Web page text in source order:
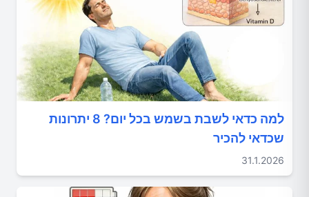
למה כדאי לשבת בשמש בכל יום? 8 יתרונות
שכדאי להכיר
31.1.2026